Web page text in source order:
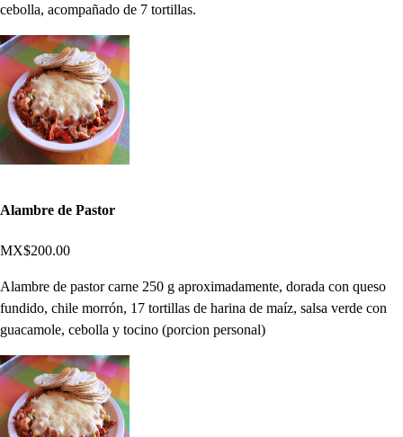
cebolla, acompañado de 7 tortillas.
Alambre de Pastor
MX$200.00
Alambre de pastor carne 250 g aproximadamente, dorada con queso
fundido, chile morrón, 17 tortillas de harina de maíz, salsa verde con
guacamole, cebolla y tocino (porcion personal)